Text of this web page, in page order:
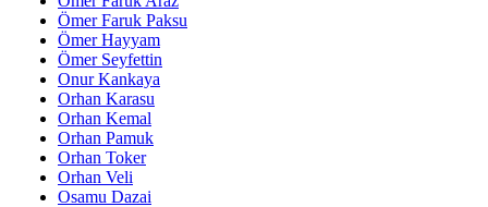
Ömer Faruk Paksu
Ömer Hayyam
Ömer Seyfettin
Onur Kankaya
Orhan Karasu
Orhan Kemal
Orhan Pamuk
Orhan Toker
Orhan Veli
Osamu Dazai